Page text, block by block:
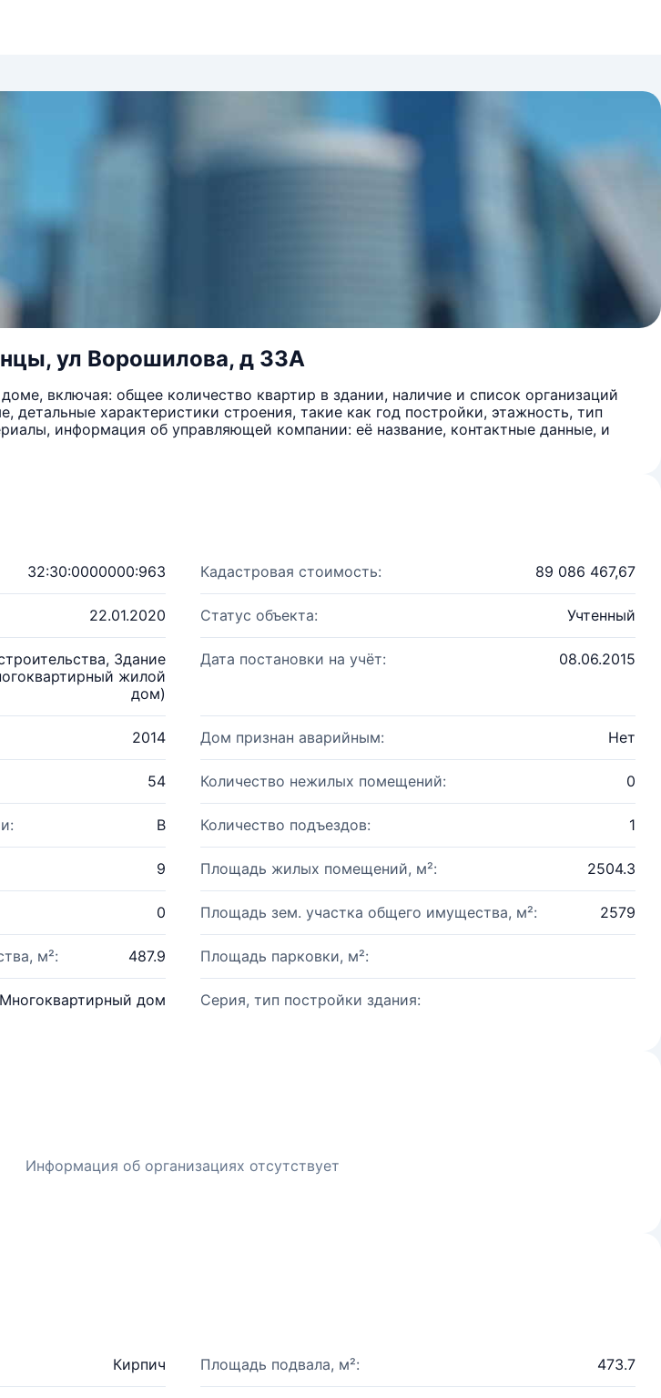
ул Ворошилова, д 33А
включая: общее количество квартир в здании, наличие и список организаций
детальные характеристики строения, такие как год постройки, этажность, тип
информация об управляющей компании: её название, контактные данные, и
32:30:0000000:963 Кадастровая стоимость: 89 086 467,67
22.01.2020 Статус объекта: Учтенный
Здание
жилой
дом)
Дата постановки на учёт: 08.06.2015
2014 Дом признан аварийным: Нет
54 Количество нежилых помещений: 0
B Количество подъездов: 1
9 Площадь жилых помещений, м²: 2504.3
0 Площадь зем. участка общего имущества, м²: 2579
м²: 487.9 Площадь парковки, м²:
Многоквартирный дом Серия, тип постройки здания:
Информация об организациях отсутствует
Кирпич Площадь подвала, м²: 473.7